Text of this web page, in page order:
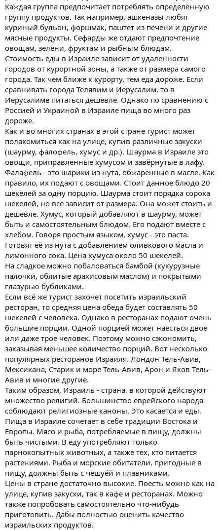
Каждая группа предпочитает потреблять определённую
группу продуктов. Так например, ашкеназы любят
куриный бульон, форшмак, паштет из печени и другие
мясные продукты. Сефарды же отдают предпочтение
овощам, зелени, фруктам и рыбным блюдам.
Стоимость еды в Израиле зависит от удалённости
городов от курортной зоны, а также от размера самого
города. Так чем ближе к курорту, тем еда дороже. Если
сравнивать города Телявим и Иерусалим, то в
Иерусалиме питаться дешевле. Однако по сравнению с
Россией и Украиной в Израиле пища во много раз
дороже.
Как и во многих странах в этой стране турист может
полакомиться как на улице, купив различные закуски
(шаурму, фалофель, хумус и др.). Шаурма в Израиле это
овощи, приправленные хумусом и завёрнутые в лафу.
Фалафель - это шарики из нута, обжаренные в масле. Как
правило, их подают с овощами. Стоит данное блюдо 20
шекелей за одну порцию. Шаурма стоит порядка сорока
шекелей, но всё зависит от размера. Она может стоить и
дешевле. Хумус, который добавляют в шаурму, может
быть и самостоятельным блюдом. Его подают вместе с
хлебом. Говоря простым языком, хумус - это паста.
Готовят её из нута с добавлением оливкового масла и
лимонного сока. Цена хумуса около 50 шекелей.
На сладкое можно побаловаться бамбой (кукурузные
палочки, облитые арахисовым маслом) и покрытыми
глазурью бубликами.
Если всё же турист захочет посетить израильский
ресторан, то средняя цена обеда будет составлять 50
шекелей с человека. Однако в ресторанах подают очень
большие порции. Одной порцией может наесться двое
или даже трое человек. Поэтому можно сэкономить,
заказывая меньшее количество порций. Вот несколько
популярных ресторанов Израиля. Лондон Тель-Авив,
Мексикана, Старик и море Тель-Авив, Арон и Яков Тель-
Авив и многие другие.
Таким образом, Израиль - страна, в которой действуют
множество религий. Большинство еврейского народа
соблюдают религиозные каноны. Это касается и еды.
Пища в Израиле сочетает в себе традиции Востока и
Европы. Мясо и рыба, потребляемые в пищу, должны
быть чистыми. В еду употребляют только
парнокопытных животных, а также тех, кто питается
растениями. Рыба и морские обитатели, пригодные в
пищу, должны быть с чешуёй и плавниками.
Цены в стране достаточно высокие. Поесть можно как на
улице, купив закуски, так в кафе и ресторанах. Можно
также попробовать самостоятельно что-нибудь
приготовить. Дабы полностью оценить качество
израильских продуктов.